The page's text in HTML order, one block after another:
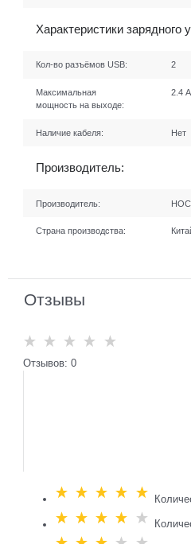
Характеристики зарядного
Кол-во разъёмов USB: 2
Максимальная
мощность на выходе:
2.4 А
Наличие кабеля: Нет
Производитель:
Производитель:
Страна производства:
Отзывы
Отзывов: 0